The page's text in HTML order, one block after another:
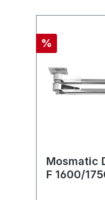
%
Mosmatic
F 1600/